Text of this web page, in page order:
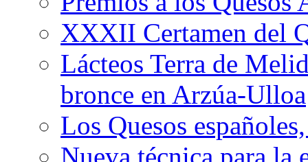
XXXII Certamen del
Lácteos Terra de
bronce en Arzúa-Ulloa
Los Quesos